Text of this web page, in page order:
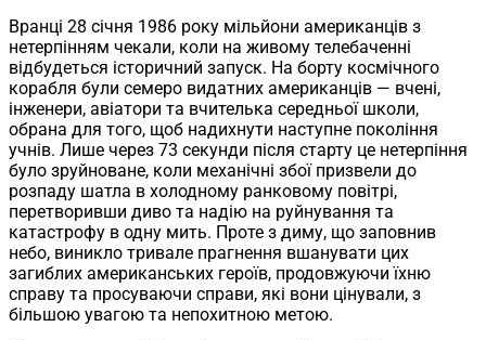
Вранці 28 січня 1986 року мільйони американців з
нетерпінням чекали, коли на живому телебаченні
відбудеться історичний запуск. На борту космічного
корабля були семеро видатних американців — вчені,
інженери, авіатори та вчителька середньої школи,
обрана для того, щоб надихнути наступне покоління
учнів. Лише через 73 секунди після старту це нетерпіння
було зруйноване, коли механічні збої призвели до
розпаду шатла в холодному ранковому повітрі,
перетворивши диво та надію на руйнування та
катастрофу в одну мить. Проте з диму, що заповнив
небо, виникло тривале прагнення вшанувати цих
загиблих американських героїв, продовжуючи їхню
справу та просуваючи справи, які вони цінували, з
більшою увагою та непохитною метою.